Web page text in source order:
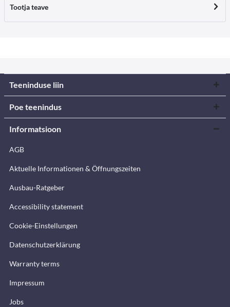
Tootja teave
Teeninduse liin
Poe teenindus
Informatsioon
AGB
Aktuelle Informationen & Öffnungszeiten
Ausbau-Ratgeber
Accessibility statement
Cookie-Einstellungen
Datenschutzerklärung
Warranty terms
Impressum
Jobs